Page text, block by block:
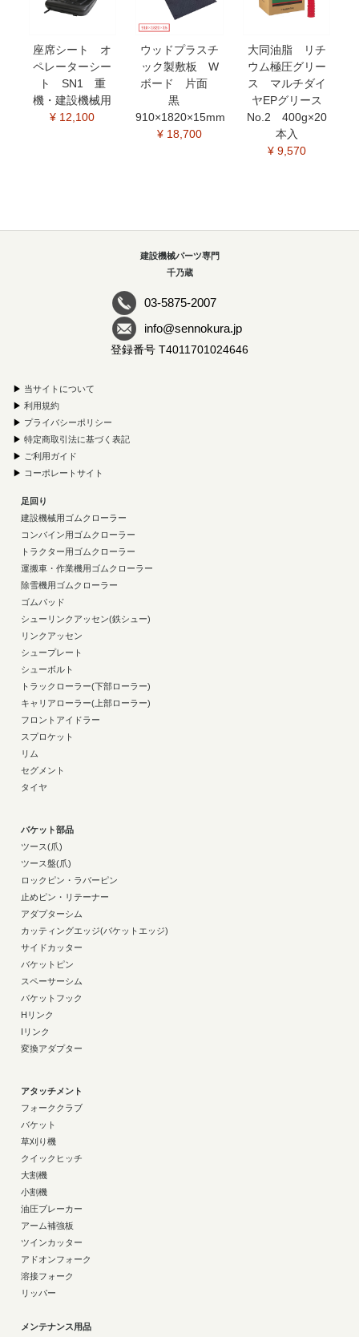
座席シート オ
ペレーターシー
ト SN1 重
機・建設機械用
¥ 12,100
ウッドプラスチ
ック製敷板 W
ボード 片面
黒
910×1820×15mm
¥ 18,700
大同油脂 リチ
ウム極圧グリー
ス マルチダイ
ヤEPグリース
No.2 400g×20
本入
¥ 9,570
建設機械パーツ専門
千乃蔵
03-5875-2007
info@sennokura.jp
登録番号 T4011701024646
▶ 当サイトについて
▶ 利用規約
▶ プライバシーポリシー
▶ 特定商取引法に基づく表記
▶ ご利用ガイド
▶ コーポレートサイト
足回り
建設機械用ゴムクローラー
コンバイン用ゴムクローラー
トラクター用ゴムクローラー
運搬車・作業機用ゴムクローラー
除雪機用ゴムクローラー
ゴムパッド
シューリンクアッセン(鉄シュー)
リンクアッセン
シュープレート
シューボルト
トラックローラー(下部ローラー)
キャリアローラー(上部ローラー)
フロントアイドラー
スプロケット
リム
セグメント
タイヤ
バケット部品
ツース(爪)
ツース盤(爪)
ロックピン・ラバーピン
止めピン・リテーナー
アダプターシム
カッティングエッジ(バケットエッジ)
サイドカッター
バケットピン
スペーサーシム
バケットフック
Hリンク
Iリンク
変換アダプター
アタッチメント
フォーククラブ
バケット
草刈り機
クイックヒッチ
大割機
小割機
油圧ブレーカー
アーム補強板
ツインカッター
アドオンフォーク
溶接フォーク
リッパー
メンテナンス用品